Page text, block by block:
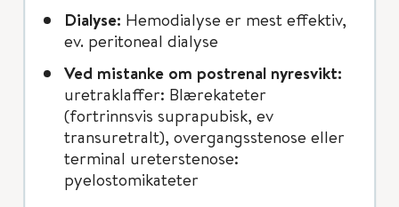
Dialyse: Hemodialyse er mest effektiv,
ev. peritoneal dialyse
Ved mistanke om postrenal nyresvikt:
uretraklaffer: Blærekateter
(fortrinnsvis suprapubisk, ev
transuretralt), overgangsstenose eller
terminal ureterstenose:
pyelostomikateter